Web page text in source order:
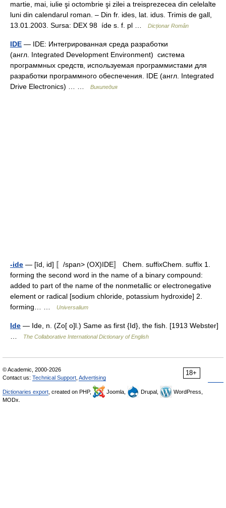
martie, mai, iulie şi octombrie şi zilei a treisprezecea din celelalte
luni din calendarul roman. – Din fr. ides, lat. idus. Trimis de gall,
13.01.2003. Sursa: DEX 98 íde s. f. pl …
Dicționar Român
IDE — IDE: Интегрированная среда разработки
(англ. Integrated Development Environment) система
программных средств, используемая программистами для
разработки программного обеспечения. IDE (англ. Integrated
Drive Electronics) … …
Википедия
-ide — [īd, id] 〚/span> (OX)IDE〛 Chem. suffixChem. suffix 1.
forming the second word in the name of a binary compound:
added to part of the name of the nonmetallic or electronegative
element or radical [sodium chloride, potassium hydroxide] 2.
forming… …
Universalium
Ide — Ide, n. (Zo[ o]l.) Same as first {Id}, the fish. [1913 Webster]
The Collaborative International Dictionary of English
18+
© Academic, 2000-2026
Contact us: Technical Support Advertising
Dictionaries export , created on PHP, Joomla, Drupal,
WordPress,
MODx.